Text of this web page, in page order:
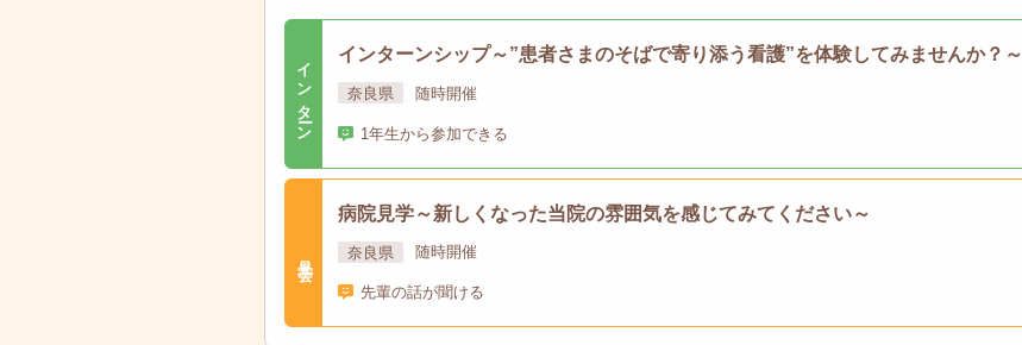
インターン インターンシップ～”患者さまのそばで寄り添う看護”を体験してみませんか？～
奈良県 随時開催
1年生から参加できる
病院見学～新しくなった当院の雰囲気を感じてみてください～
奈良県 随時開催
先輩の話が聞ける